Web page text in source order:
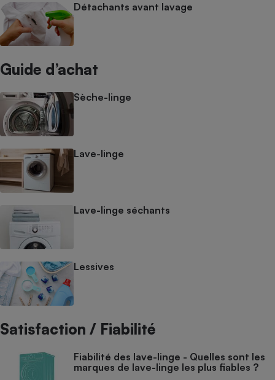
Détachants avant lavage
Guide d’achat
Sèche-linge
Lave-linge
Lave-linge séchants
Lessives
Satisfaction / Fiabilité
Fiabilité des lave-linge - Quelles sont les
marques de lave-linge les plus fiables ?